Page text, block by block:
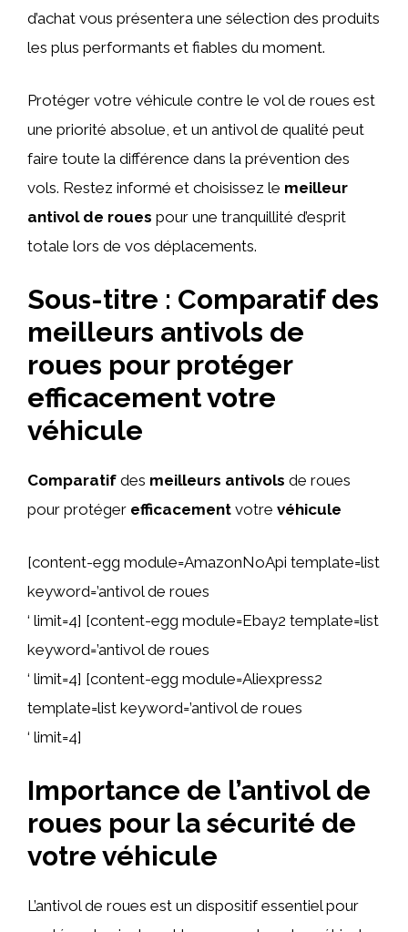
d’achat vous présentera une sélection des produits
les plus performants et fiables du moment.
Protéger votre véhicule contre le vol de roues est
une priorité absolue, et un antivol de qualité peut
faire toute la différence dans la prévention des
vols. Restez informé et choisissez le meilleur
antivol de roues pour une tranquillité d’esprit
totale lors de vos déplacements.
Sous-titre : Comparatif des
meilleurs antivols de
roues pour protéger
efficacement votre
véhicule
Comparatif des meilleurs antivols de roues
pour protéger efficacement votre véhicule
[content-egg module=AmazonNoApi template=list
keyword=’antivol de roues
‘ limit=4] [content-egg module=Ebay2 template=list
keyword=’antivol de roues
‘ limit=4] [content-egg module=Aliexpress2
template=list keyword=’antivol de roues
‘ limit=4]
Importance de l’antivol de
roues pour la sécurité de
votre véhicule
L’antivol de roues est un dispositif essentiel pour